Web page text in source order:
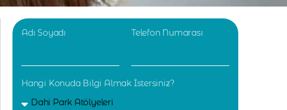
Adı Soyadı Telefon Numarası
Hangi Konuda Bilgi Almak İstersiniz?